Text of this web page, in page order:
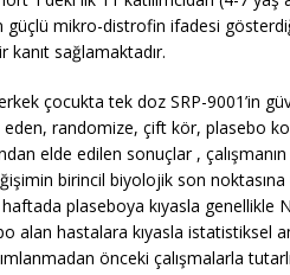
güçlü mikro-distrofin ifadesi
kanıt sağlamaktadır.
çocukta tek doz SRP-9001’in
randomize, çift kör, plasebo
elde edilen sonuçlar ,
birincil biyolojik son noktasına
haftada plaseboya kıyasla
alan hastalara kıyasla istatistiksel
önceki çalışmalarla